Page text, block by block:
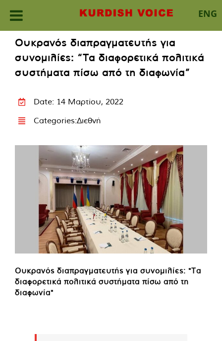
ENG
content
Ουκρανός διαπραγματευτής για
συνομιλίες: “Τα διαφορετικά πολιτικά
συστήματα πίσω από τη διαφωνία”
Date: 14 Μαρτίου, 2022
Categories:Διεθνή
Ουκρανός διαπραγματευτής για συνομιλίες: "Τα
διαφορετικά πολιτικά συστήματα πίσω από τη
διαφωνία"